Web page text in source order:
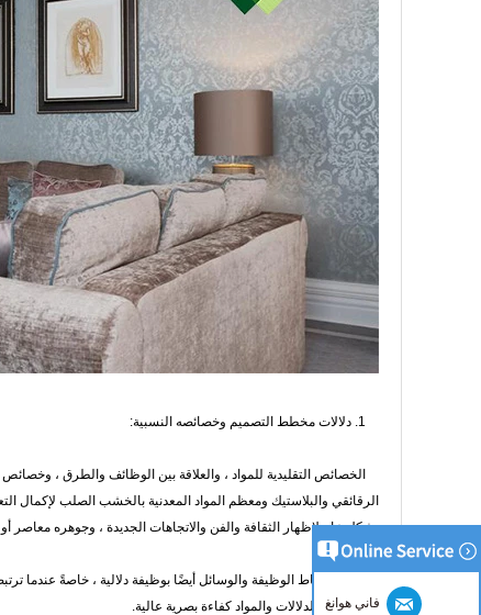
الرقائقي والبلاستيك ومعظم المواد المعدنية بالخشب الصلب لإكمال
بشكل عام لإظهار الثقافة والفن والاتجاهات الجديدة ، وجوهره معاصر
يرتبط ارتباط الوظيفة والوسائل أيضًا بوظيفة دلالية ، خاصةً عندما
الدلالي بين الدلالات والمواد كفاءة بصرية عالية.
فاني هوانغ